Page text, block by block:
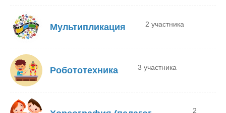
Мультипликация 2 участника
Робототехника 3 участника
2